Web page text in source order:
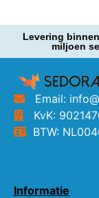
Levering
miljoen
Email:
KvK:
BTW:
Informatie